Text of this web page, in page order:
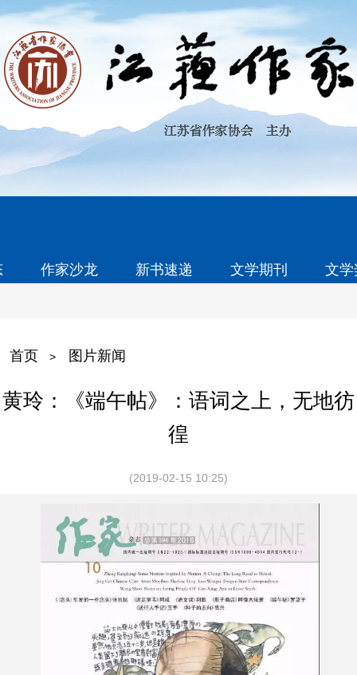
作家沙龙 新书速递 文学期刊 文
首页 > 图片新闻
黄玲：《端午帖》：语词之上，无地彷
徨
(2019-02-15 10:25)